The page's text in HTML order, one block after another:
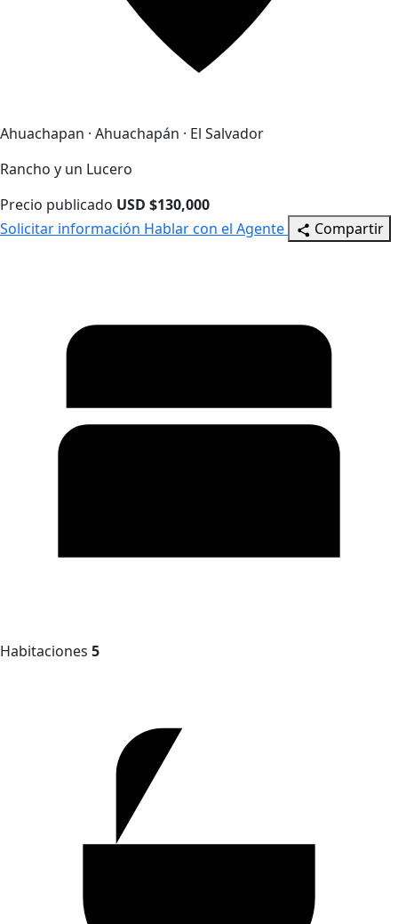
Ahuachapan · Ahuachapán · El Salvador
Rancho y un Lucero
Precio publicado USD $130,000
Solicitar información Hablar con el Agente Compartir
Habitaciones 5